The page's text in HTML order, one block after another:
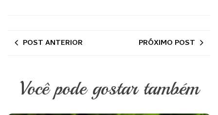
POST ANTERIOR PRÓXIMO POST
Você pode gostar também